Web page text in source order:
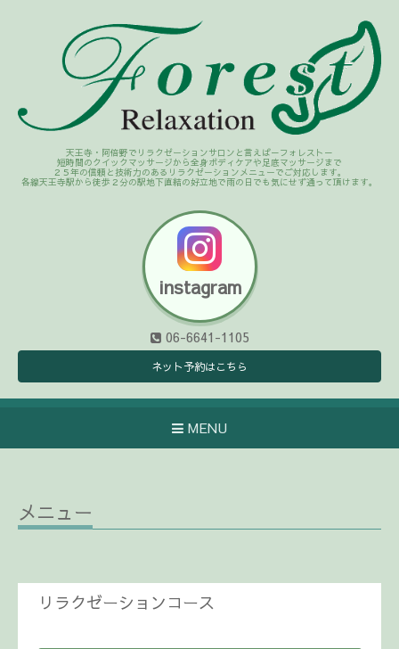
天王寺・阿倍野でリラクゼーションサロンと言えば－フォレスト－
短時間のクイックマッサージから全身ボディケアや足底マッサージまで
２５年の信頼と技術力のあるリラクゼーションメニューでご対応します。
各線天王寺駅から徒歩２分の駅地下直結の好立地で雨の日でも気にせず通って頂けます。
instagram
06-6641-1105
ネット予約はこちら
MENU
メニュー
リラクゼーションコース